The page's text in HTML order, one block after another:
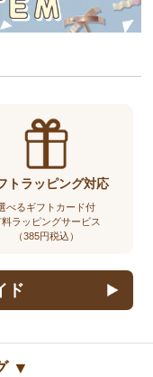
トラッピング対応
べるギフトカード付
料ラッピングサービス
（385円税込）
ド
▼